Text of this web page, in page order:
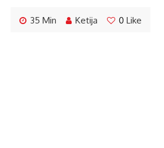
35 Min Ketija 0 Like